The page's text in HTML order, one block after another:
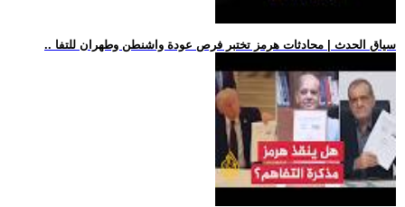
.. سياق الحدث | محادثات هرمز تختبر فرص عودة واشنطن وطهران للتفا